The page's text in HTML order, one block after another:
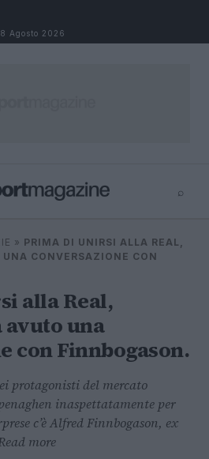
8 Agosto 2026
⌕
⌕
» PRIMA DI UNIRSI ALLA REAL,
CONVERSAZIONE CON
alla Real,
avuto una
con Finnbogason.
protagonisti del mercato
inaspettatamente per
c’è Alfred Finnbogason, ex
more